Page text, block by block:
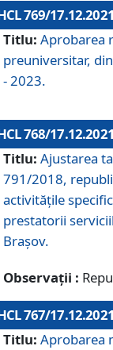
769/17.12.2021
Titlu: Aprobarea
preuniversitar,
- 2023.
768/17.12.2021
Titlu: Ajustarea
791/2018,
activităţile
prestatorii
Braşov.
Observații :
767/17.12.2021
Titlu: Aprobarea